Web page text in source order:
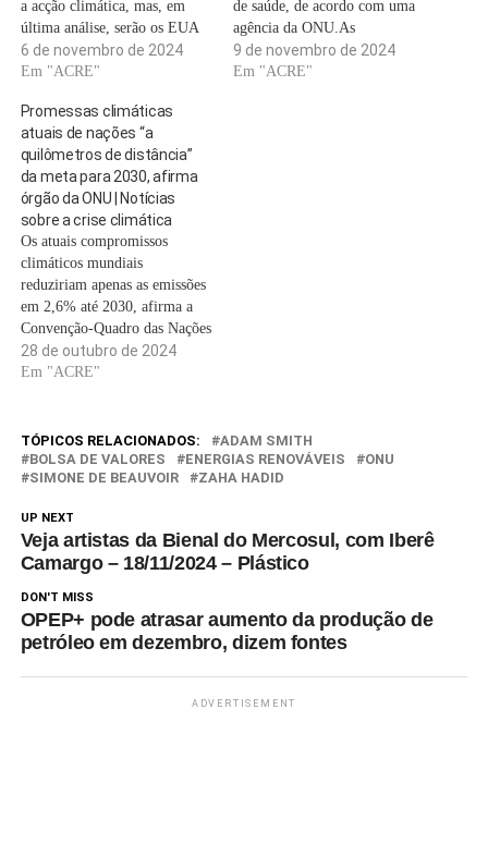
a acção climática, mas, em
última análise, serão os EUA
que poderão acabar por perder,
uma vez que o resto do mundo
a maior economia do mundo
e…
6 de novembro de 2024
Em "ACRE"
de saúde, de acordo com uma
agência da ONU.As
inundações no Sudão do Sul
deslocaram mais de 379 mil
9 de novembro de 2024
Em "ACRE"
Promessas climáticas
atuais de nações “a
quilômetros de distância”
da meta para 2030, afirma
órgão da ONU | Notícias
sobre a crise climática
Os atuais compromissos
climáticos mundiais
reduziriam apenas as emissões
em 2,6% até 2030, afirma a
Convenção-Quadro das Nações
Unidas sobre Alterações
Climáticas.Os compromissos
de estufa ficam
significativamente aquém dos
necessários para limitar as
aquecimento globaldiz a ONU
antes das…
28 de outubro de 2024
Em "ACRE"
TÓPICOS RELACIONADOS:
ADAM SMITH
BOLSA DE VALORES
ENERGIAS RENOVÁVEIS
ONU
SIMONE DE BEAUVOIR
ZAHA HADID
UP NEXT
Veja artistas da Bienal do Mercosul, com Iberê
Camargo – 18/11/2024 – Plástico
DON'T MISS
OPEP+ pode atrasar aumento da produção de
petróleo em dezembro, dizem fontes
ADVERTISEMENT